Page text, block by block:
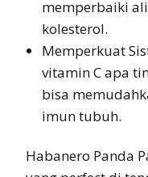
memperbaiki
kolesterol.
Memperkuat
vitamin C apa
bisa
imun tubuh.
Habanero Panda